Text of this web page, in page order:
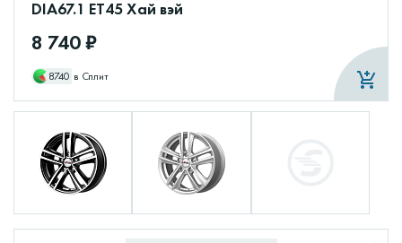
DIA67.1 ET45 Хай вэй
8 740 ₽
8740 в Сплит